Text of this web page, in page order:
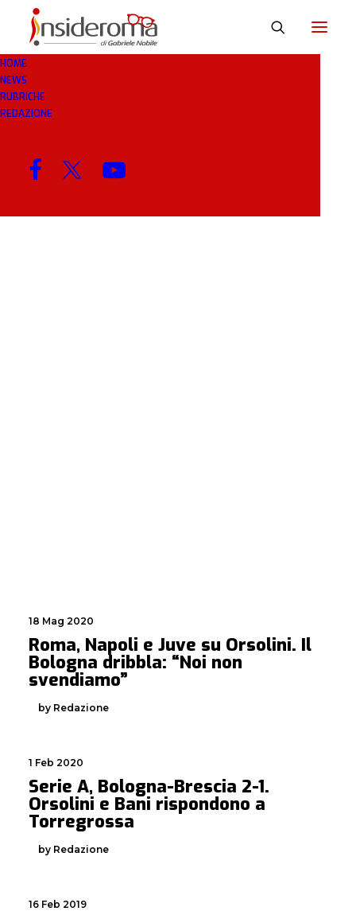
HOME
NEWS
RUBRICHE
REDAZIONE
ORSOLINI
MENU
18 Mag 2020
Roma, Napoli e Juve su Orsolini. Il
Bologna dribbla: “Noi non
svendiamo”
by Redazione
1 Feb 2020
Serie A, Bologna-Brescia 2-1.
Orsolini e Bani rispondono a
Torregrossa
by Redazione
16 Feb 2019